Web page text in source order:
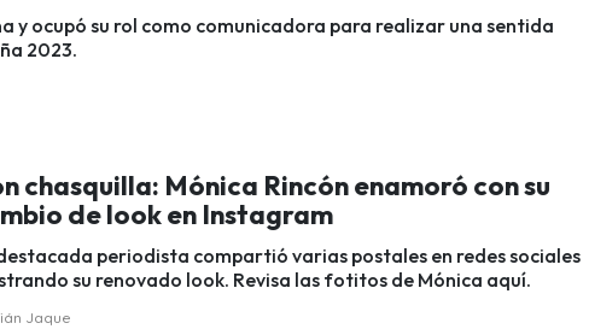
y ocupó su rol como comunicadora para realizar una sentida
2023.
chasquilla: Mónica Rincón enamoró con su
de look en Instagram
periodista compartió varias postales en redes sociales
su renovado look. Revisa las fotitos de Mónica aquí.
Jaque